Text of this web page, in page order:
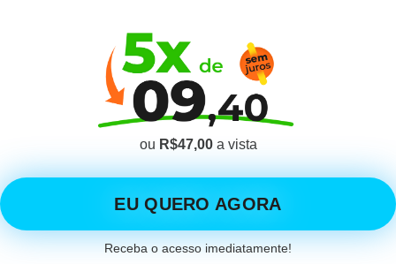
ou R$47,00a vista
EU QUERO AGORA
Receba o acesso imediatamente!